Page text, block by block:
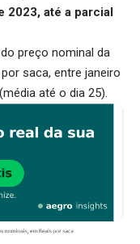
2023, até a parcial
preço nominal da
saca, entre janeiro
até o dia 25).